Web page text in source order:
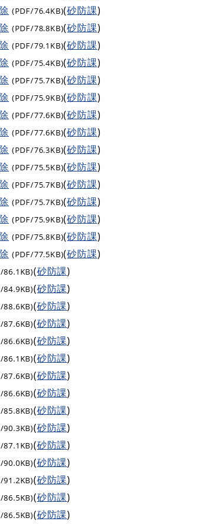
(PDF/76.4KB)(砂防課)
(PDF/78.8KB)(砂防課)
(PDF/79.1KB)(砂防課)
(PDF/75.4KB)(砂防課)
(PDF/75.7KB)(砂防課)
(PDF/75.9KB)(砂防課)
(PDF/77.6KB)(砂防課)
(PDF/77.6KB)(砂防課)
(PDF/76.3KB)(砂防課)
(PDF/75.5KB)(砂防課)
(PDF/75.7KB)(砂防課)
(PDF/75.7KB)(砂防課)
(PDF/75.9KB)(砂防課)
(PDF/75.8KB)(砂防課)
(PDF/77.5KB)(砂防課)
86.1KB)(砂防課)
84.9KB)(砂防課)
88.6KB)(砂防課)
87.6KB)(砂防課)
86.6KB)(砂防課)
86.1KB)(砂防課)
87.6KB)(砂防課)
86.6KB)(砂防課)
85.8KB)(砂防課)
90.3KB)(砂防課)
87.1KB)(砂防課)
90.0KB)(砂防課)
91.2KB)(砂防課)
86.5KB)(砂防課)
86.5KB)(砂防課)